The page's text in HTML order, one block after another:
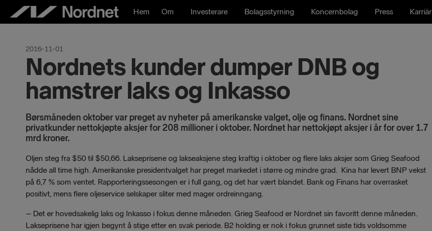
Hoppa
Hem Om Investerare Bolagsstyrning Koncernbolag Press Karriär
2016-11-01
Nordnets kunder dumper DNB og
hamstrer laks og Inkasso
Børsmåneden oktober var preget av nyheter på amerikanske valget, olje og finans. Nordnet sine
privatkunder nettokjøpte aksjer for 208 millioner i oktober. Nordnet har nettokjøpt aksjer i år for over 1.7
mrd kroner.
Oljen steg fra $50 til $50,66. Lakseprisene og lakseaksjene steg kraftig i oktober og flere laks aksjer som Grieg Seafood
nådde all time high. Amerikanske presidentvalget har preget markedet i større og mindre grad. Kina har levert BNP vekst
på 6,7 % som ventet. Rapporteringssesongen er i full gang, og det har vært blandet. Bank og Finans har overrasket
positivt, mens flere oljeservice selskaper sliter med mager ordreinngang.
– Det er hovedsakelig laks og Inkasso i fokus denne måneden. Grieg Seafood er Nordnet sin favoritt denne måneden.
Lakseprisene har igjen begynt å stige etter en svak periode. B2 holding er nok i fokus grunnet siste tids voldsomme